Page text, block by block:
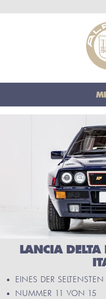
LANCIA DELTA
EINES DER
NUMMER 11 VON 15